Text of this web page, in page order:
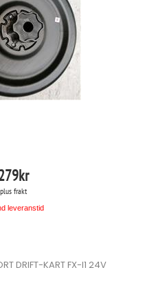
kr
plus frakt
leveranstid
DRIFT-KART FX-I1 24V